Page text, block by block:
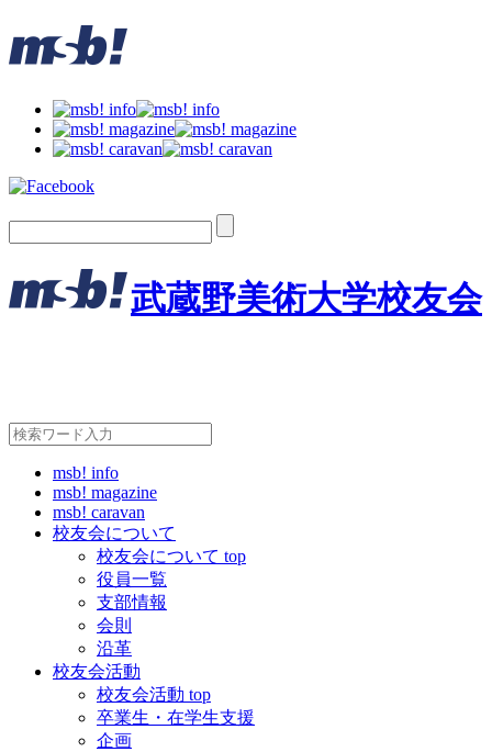
武蔵野美術大学校友会
msb! info
msb! magazine
msb! caravan
校友会について
校友会について top
役員一覧
支部情報
会則
沿革
校友会活動
校友会活動 top
卒業生・在学生支援
企画